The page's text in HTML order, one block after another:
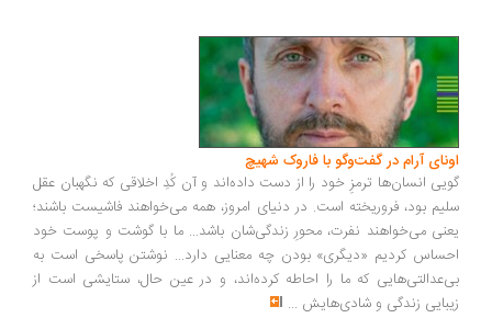
اونای آرام در گفت‌وگو با فاروک شهیچ‭
گویی انسان‌ها ترمزِ خود را از دست داده‌اند و آن کُدِ اخلاقی که نگهبان عقل
سلیم بود، فروریخته است. در دنیای امروز، همه می‌خواهند فاشیست باشند؛
یعنی می‌خواهند نفرت، محورِ زندگی‌شان باشد... ما با گوشت و پوست خود
احساس کردیم «دیگری» بودن چه معنایی دارد... نوشتن پاسخی است به
بی‌عدالتی‌هایی که ما را احاطه کرده‌اند، و در عین حال، ستایشی است از
زیبایی زندگی و شادی‌هایش ...